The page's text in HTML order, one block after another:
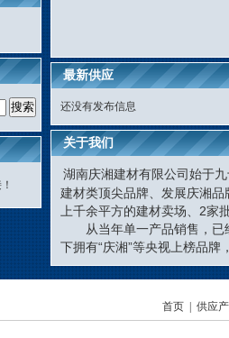
最新供应
还没有发布信息
关于我们
湖南庆湘建材有限公司始于
建材类顶尖品牌、发展庆湘
上千余平方的建材卖场、2家
从当年单一产品销售，
下拥有“庆湘”等央视上榜品牌
首页 供应